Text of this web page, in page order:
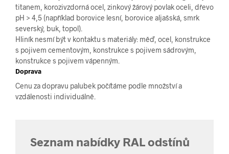
titanem, korozivzdorná ocel, zinkový žárový povlak oceli, dřevo
pH > 4,5 (například borovice lesní, borovice aljašská, smrk
severský, buk, topol).
Hliník nesmí být v kontaktu s materiály: měď, ocel, konstrukce
s pojivem cementovým, konstrukce s pojivem sádrovým,
konstrukce s pojivem vápenným.
Doprava
Cenu za dopravu palubek počítáme podle množství a
vzdálenosti individuálně.
Seznam nabídky RAL odstínů